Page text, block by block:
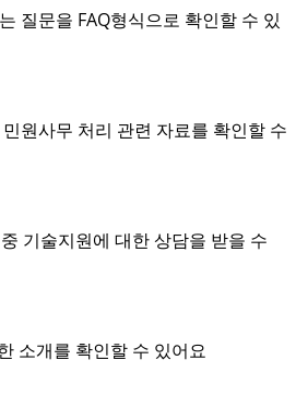
질문을 FAQ형식으로 확인할 수 있
원사무 처리 관련 자료를 확인할 수
기술지원에 대한 상담을 받을 수
소개를 확인할 수 있어요